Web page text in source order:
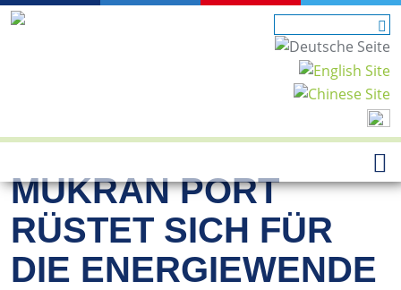
MUKRAN PORT
RÜSTET SICH FÜR
DIE ENERGIEWENDE